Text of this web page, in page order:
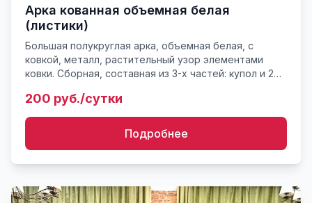
Арка кованная объемная белая
(листики)
Большая полукруглая арка, объемная белая, с
ковкой, металл, растительный узор элементами
ковки. Сборная, составная из 3-х частей: купол и 2
Габариты...
200 руб./сутки
Подробнее